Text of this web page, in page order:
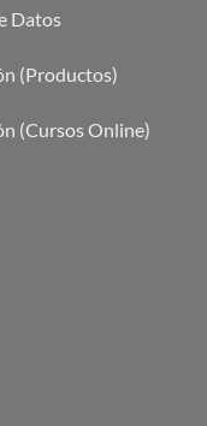
Datos
(Productos)
(Cursos Online)